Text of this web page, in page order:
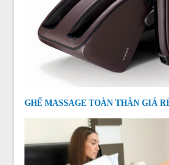
GHẾ MASSAGE TOÀN THÂN GIÁ